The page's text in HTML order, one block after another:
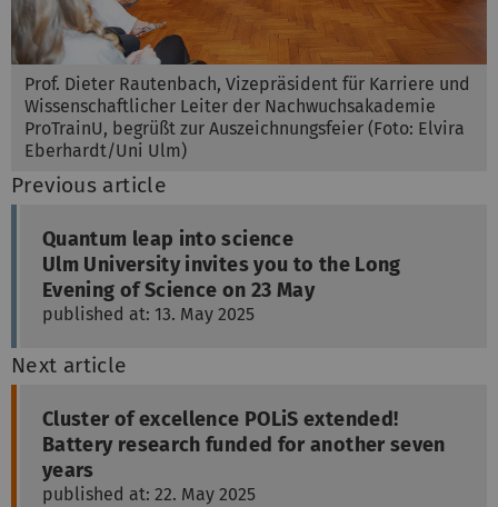
Prof. Dieter Rautenbach, Vizepräsident für Karriere und
Wissenschaftlicher Leiter der Nachwuchsakademie
ProTrainU, begrüßt zur Auszeichnungsfeier (Foto: Elvira
Eberhardt/Uni Ulm)
Previous article
Quantum leap into science
Ulm University invites you to the Long
Evening of Science on 23 May
published at: 13. May 2025
Next article
Cluster of excellence POLiS extended!
Battery research funded for another seven
years
published at: 22. May 2025